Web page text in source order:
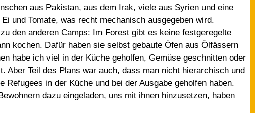
aus Pakistan, aus dem Irak, viele aus Syrien und eine
und Tomate, was recht mechanisch ausgegeben wird.
den anderen Camps: Im Forest gibt es keine festgeregelte
kochen. Dafür haben sie selbst gebaute Öfen aus Ölfässern
habe ich viel in der Küche geholfen, Gemüse geschnitten oder
Aber Teil des Plans war auch, dass man nicht hierarchisch und
in der Küche und bei der Ausgabe geholfen haben.
dazu eingeladen, uns mit ihnen hinzusetzen, haben